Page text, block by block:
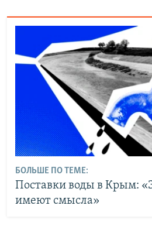
БОЛЬШЕ ПО ТЕМЕ:
Поставки воды в Крым:
имеют смысла»